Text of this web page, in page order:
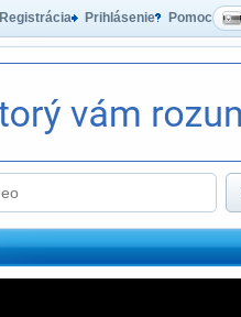
Registrácia Prihlásenie Pomoc